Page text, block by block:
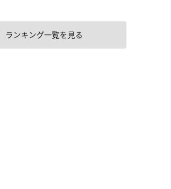
ランキング一覧を見る